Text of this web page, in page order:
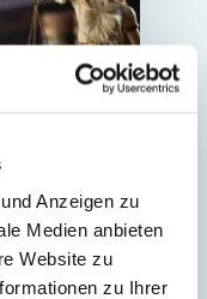
Anzeigen zu
Medien anbieten
Website zu
zu Ihrer